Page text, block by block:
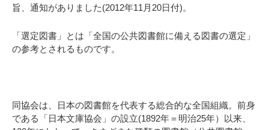
旨、通知がありました(2012年11月20日付)。
「選定図書」とは「全国の公共図書館に備える図書の選定」
の参考とされるものです。
同協会は、日本の図書館を代表する総合的な全国組織。前身
である「日本文庫協会」の設立(1892年＝明治25年）以来、